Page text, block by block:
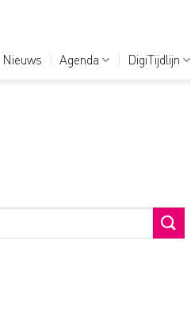
Nieuws Agenda DigiTijdlijn